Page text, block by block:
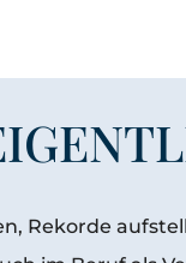
Rekorde